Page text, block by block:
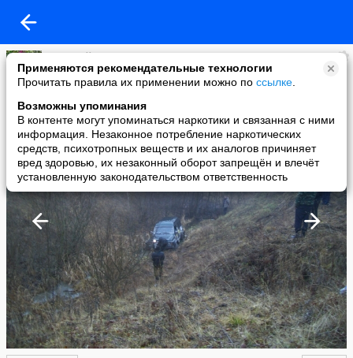
Применяются рекомендательные технологии
Прочитать правила их применении можно по ссылке
Возможны упоминания
В контенте могут упоминаться наркотики и связанная с ними
информация. Незаконное потребление наркотических
средств, психотропных веществ и их аналогов причиняет
вред здоровью, их незаконный оборот запрещён и влечёт
установленную законодательством ответственность
Виталий Чегерёв
added a photo
30 Nov в 16:21